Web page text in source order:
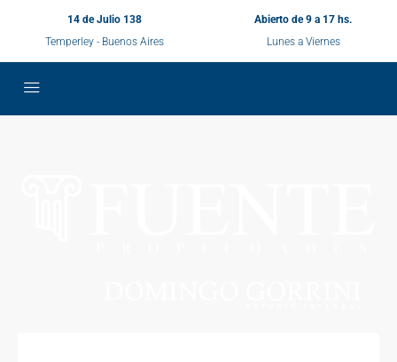
14 de Julio 138
Temperley - Buenos Aires
Abierto de 9 a 17 hs.
Lunes a Viernes